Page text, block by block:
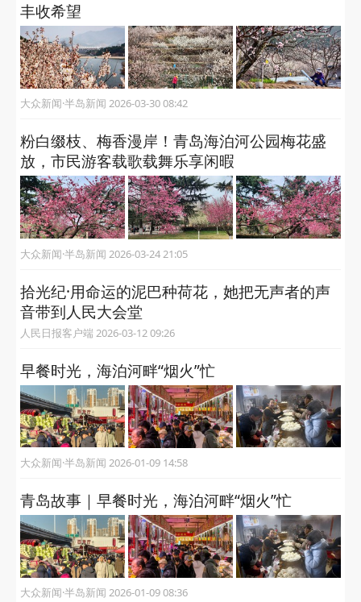
丰收希望
大众新闻·半岛新闻 2026-03-30 08:42
粉白缀枝、梅香漫岸！青岛海泊河公园梅花盛
放，市民游客载歌载舞乐享闲暇
大众新闻·半岛新闻 2026-03-24 21:05
拾光纪·用命运的泥巴种荷花，她把无声者的声
音带到人民大会堂
人民日报客户端 2026-03-12 09:26
早餐时光，海泊河畔“烟火”忙
大众新闻·半岛新闻 2026-01-09 14:58
青岛故事｜早餐时光，海泊河畔“烟火”忙
大众新闻·半岛新闻 2026-01-09 08:36